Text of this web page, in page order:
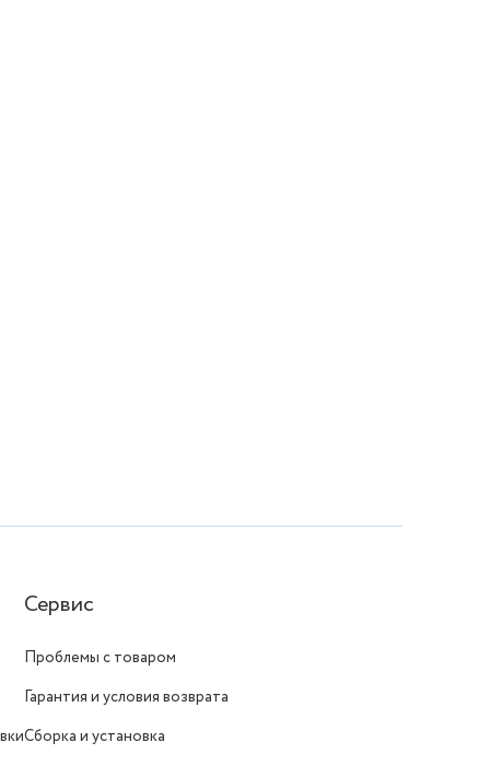
Сервис
Проблемы с товаром
Гарантия и условия возврата
Сборка и установка